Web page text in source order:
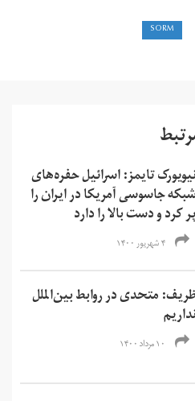
SORM
تایمز: اسرائیل حفره‌های
جاسوسی آمریکا در ایران را
کرد و دست بالا را دارد
۴ شهریور ۱۴۰۰
متحدی در روابط بین‌الملل
۱۰ مرداد ۱۴۰۰